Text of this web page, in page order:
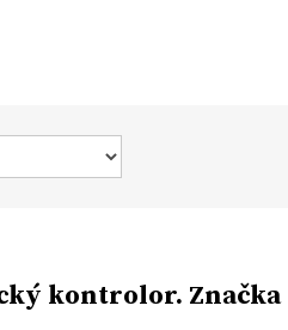
kontrolor. Značka